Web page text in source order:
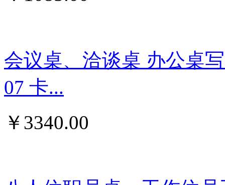
会议桌、洽谈桌 办公桌
07 卡...
￥ 3340.00